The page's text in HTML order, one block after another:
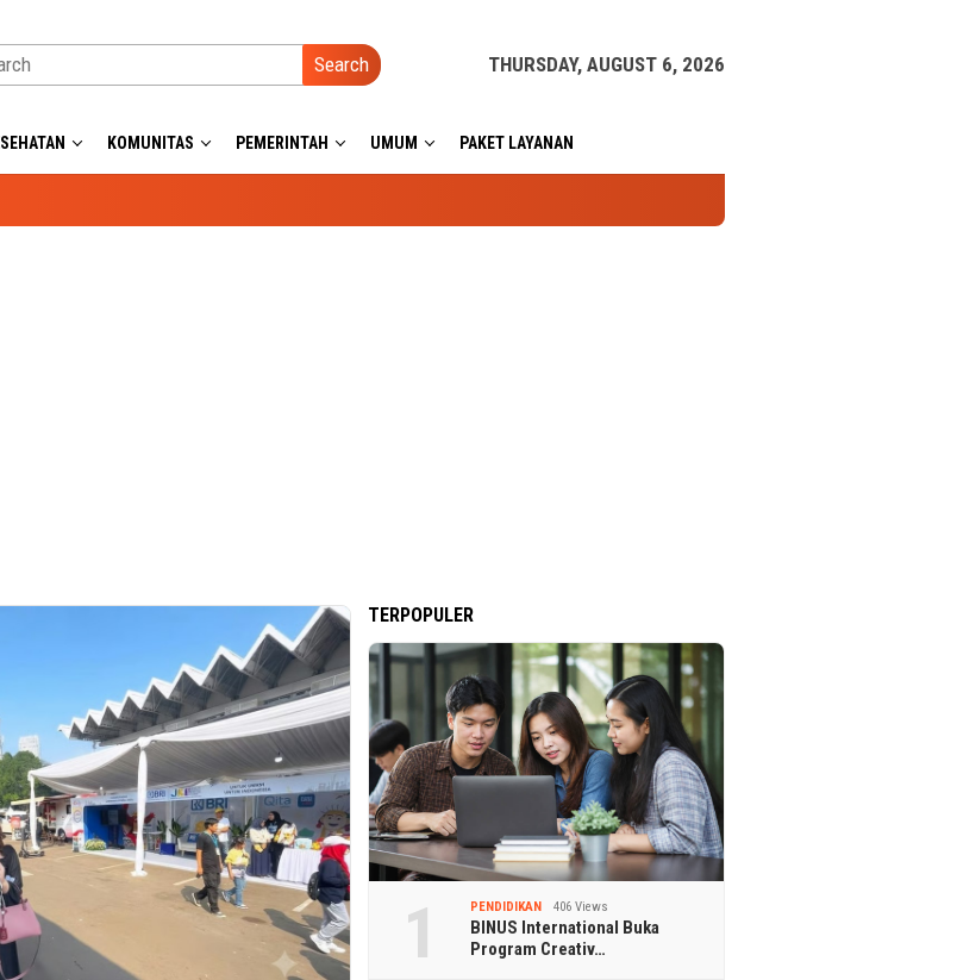
Search THURSDAY, AUGUST 6, 2026
KOMUNITAS PEMERINTAH UMUM PAKET LAYANAN
TERPOPULER
1 PENDIDIKAN 406 Views
BINUS International Buka
Program Creativ…